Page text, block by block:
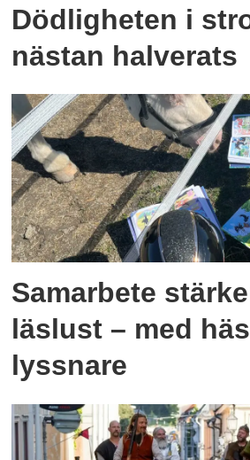
Dödligheten i
nästan halverats
Samarbete
läslust – med
lyssnare